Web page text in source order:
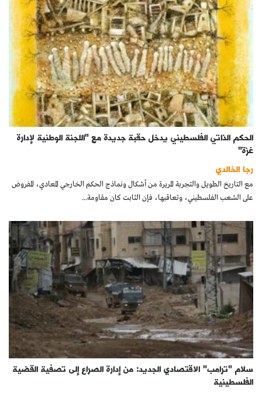
الحكم الذاتي الفلسطيني يدخل حقبة جديدة مع "اللجنة الوطنية لإدارة
غزة"
رجا الخالدي
مع التاريخ الطويل والتجربة المريرة من أشكال ونماذج الحكم الخارجي المعادي، المفروض
على الشعب الفلسطيني، وتعاقبها، فإن الثابت كان مقاومة...
سلام "ترامب" الاقتصادي الجديد: من إدارة الصراع إلى تصفية القضية
الفلسطينية